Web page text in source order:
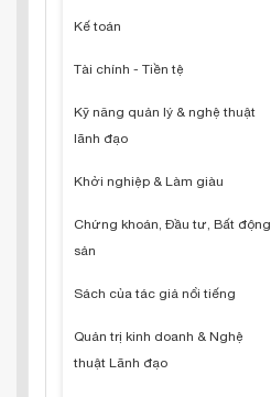
Kế toán
Tài chính - Tiền tệ
Kỹ năng quản lý & nghệ thuật
lãnh đạo
Khởi nghiệp & Làm giàu
Chứng khoán, Đầu tư, Bất động
sản
Sách của tác giả nổi tiếng
Quản trị kinh doanh & Nghệ
thuật Lãnh đạo